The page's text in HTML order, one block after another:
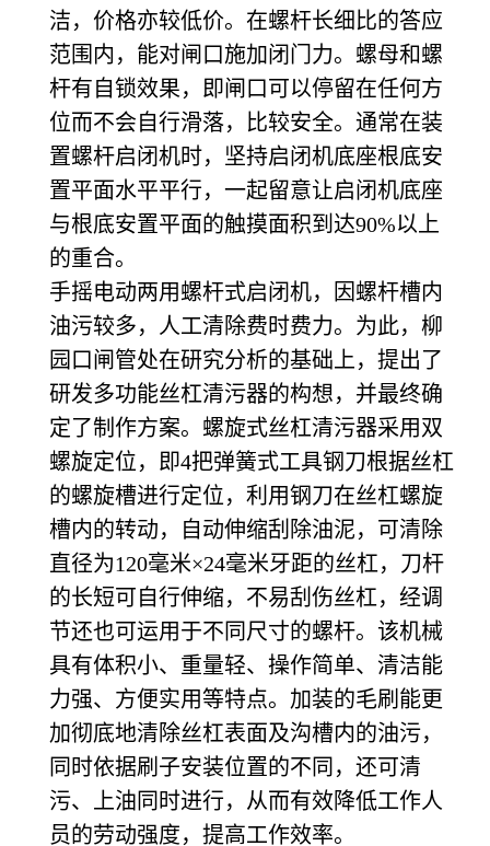
洁，价格亦较低价。在螺杆长细比的答应
范围内，能对闸口施加闭门力。螺母和螺
杆有自锁效果，即闸口可以停留在任何方
位而不会自行滑落，比较安全。通常在装
置螺杆启闭机时，坚持启闭机底座根底安
置平面水平平行，一起留意让启闭机底座
与根底安置平面的触摸面积到达90%以上
的重合。
手摇电动两用螺杆式启闭机，因螺杆槽内
油污较多，人工清除费时费力。为此，柳
园口闸管处在研究分析的基础上，提出了
研发多功能丝杠清污器的构想，并最终确
定了制作方案。螺旋式丝杠清污器采用双
螺旋定位，即4把弹簧式工具钢刀根据丝杠
的螺旋槽进行定位，利用钢刀在丝杠螺旋
槽内的转动，自动伸缩刮除油泥，可清除
直径为120毫米×24毫米牙距的丝杠，刀杆
的长短可自行伸缩，不易刮伤丝杠，经调
节还也可运用于不同尺寸的螺杆。该机械
具有体积小、重量轻、操作简单、清洁能
力强、方便实用等特点。加装的毛刷能更
加彻底地清除丝杠表面及沟槽内的油污，
同时依据刷子安装位置的不同，还可清
污、上油同时进行，从而有效降低工作人
员的劳动强度，提高工作效率。